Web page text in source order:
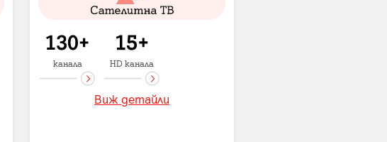
канала HD канала
Виж детайли